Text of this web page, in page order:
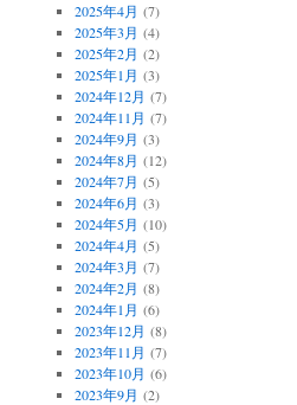
2025年4月 (7)
2025年3月 (4)
2025年2月 (2)
2025年1月 (3)
2024年12月 (7)
2024年11月 (7)
2024年9月 (3)
2024年8月 (12)
2024年7月 (5)
2024年6月 (3)
2024年5月 (10)
2024年4月 (5)
2024年3月 (7)
2024年2月 (8)
2024年1月 (6)
2023年12月 (8)
2023年11月 (7)
2023年10月 (6)
2023年9月 (2)